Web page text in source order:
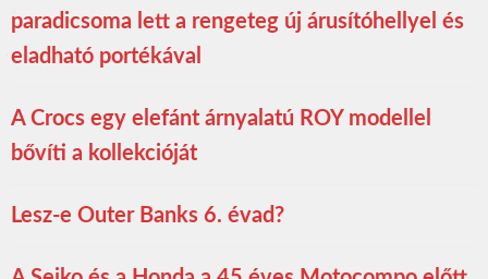
paradicsoma lett a rengeteg új árusítóhellyel és
eladható portékával
A Crocs egy elefánt árnyalatú ROY modellel
bővíti a kollekcióját
Lesz-e Outer Banks 6. évad?